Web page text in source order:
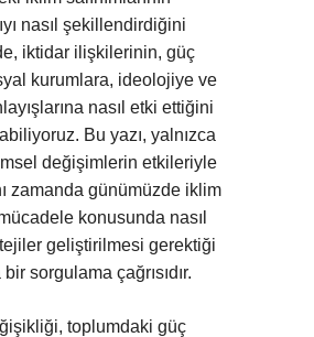
nasıl şekillendirdiğini
iktidar ilişkilerinin, güç
kurumlara, ideolojiye ve
nasıl etki ettiğini
Bu yazı, yalnızca
değişimlerin etkileriyle
zamanda günümüzde iklim
konusunda nasıl
geliştirilmesi gerektiği
sorgulama çağrısıdır.
toplumdaki güç